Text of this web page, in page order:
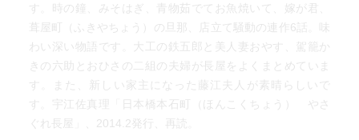
す。時の鐘、みそはぎ、青物茹でてお魚焼いて、嫁が君、
葺屋町（ふきやちょう）の旦那、店立て騒動の連作6話。味
わい深い物語です。大工の鉄五郎と美人妻おやす、駕籠か
きの六助とおひさの二組の夫婦が長屋をよくまとめていま
す。また、新しい家主になった藤江夫人が素晴らしいで
す。宇江佐真理「日本橋本石町（ほんこくちょう） やさ
ぐれ長屋」、2014.2発行、再読。